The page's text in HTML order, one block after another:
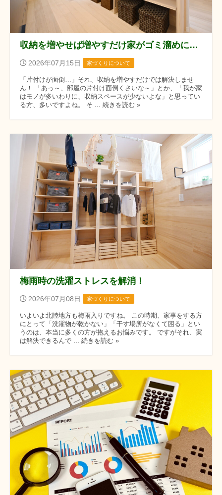
収納を増やせば増やすだけ家がゴミ溜めになる
2026年07月15日 家づくりについて
「片付けが面倒…」それ、収納を増やすだけでは解決しませ
ん！ 「あっ～、部屋の片付け面倒くさいな～」とか、「我が家
はモノが多いわりに、収納スペースが少ないよな」と思ってい
る方、多いですよね。 そ ... 続きを読む »
梅雨時の洗濯ストレスを解消！
2026年07月08日 家づくりについて
いよいよ北陸地方も梅雨入りですね。 この時期、家事をする方
にとって「洗濯物が乾かない」「干す場所がなくて困る」とい
うのは、本当に多くの方が抱えるお悩みです。 ですがそれ、実
は解決できるんで ... 続きを読む »